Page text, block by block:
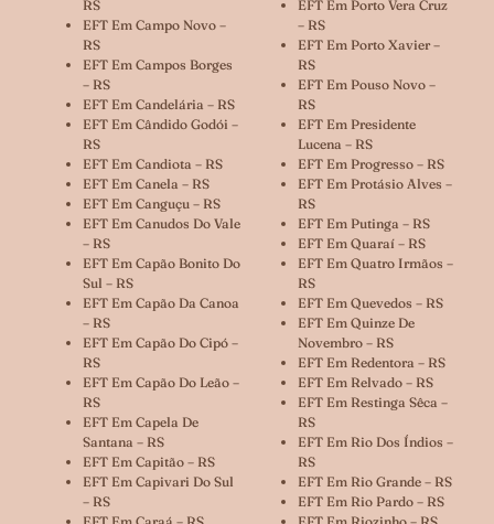
RS
EFT Em Campo Novo –
RS
EFT Em Campos Borges
– RS
EFT Em Candelária – RS
EFT Em Cândido Godói –
RS
EFT Em Candiota – RS
EFT Em Canela – RS
EFT Em Canguçu – RS
EFT Em Canudos Do Vale
– RS
EFT Em Capão Bonito Do
Sul – RS
EFT Em Capão Da Canoa
– RS
EFT Em Capão Do Cipó –
RS
EFT Em Capão Do Leão –
RS
EFT Em Capela De
Santana – RS
EFT Em Capitão – RS
EFT Em Capivari Do Sul
– RS
EFT Em Porto Vera Cruz
– RS
EFT Em Porto Xavier –
RS
EFT Em Pouso Novo –
RS
EFT Em Presidente
Lucena – RS
EFT Em Progresso – RS
EFT Em Protásio Alves –
RS
EFT Em Putinga – RS
EFT Em Quaraí – RS
EFT Em Quatro Irmãos –
RS
EFT Em Quevedos – RS
EFT Em Quinze De
Novembro – RS
EFT Em Redentora – RS
EFT Em Relvado – RS
EFT Em Restinga Sêca –
RS
EFT Em Rio Dos Índios –
RS
EFT Em Rio Grande – RS
EFT Em Rio Pardo – RS